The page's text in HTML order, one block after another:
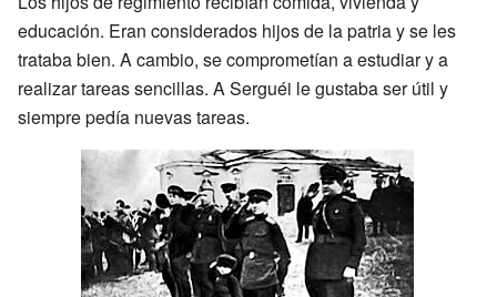
educación. Eran considerados hijos de la patria y se les
trataba bien. A cambio, se comprometían a estudiar y a
realizar tareas sencillas. A Serguéi le gustaba ser útil y
siempre pedía nuevas tareas.